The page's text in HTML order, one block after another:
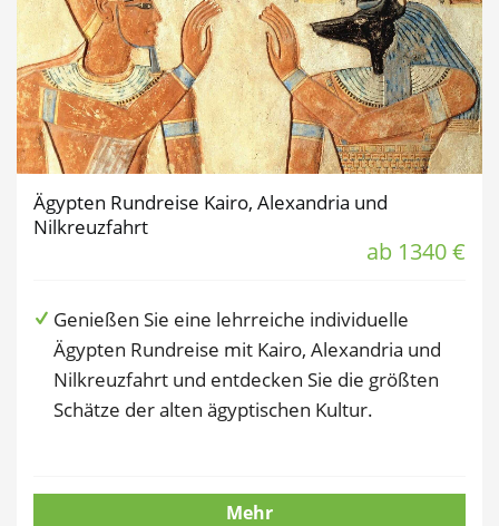
Ägypten Rundreise Kairo, Alexandria und
Nilkreuzfahrt
ab 1340 €
Genießen Sie eine lehrreiche individuelle
Ägypten Rundreise mit Kairo, Alexandria und
Nilkreuzfahrt und entdecken Sie die größten
Schätze der alten ägyptischen Kultur.
Mehr